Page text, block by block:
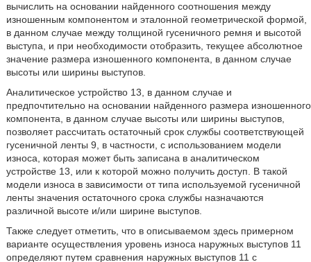
вычислить на основании найденного соотношения между
изношенным компонентом и эталонной геометрической формой,
в данном случае между толщиной гусеничного ремня и высотой
выступа, и при необходимости отобразить, текущее абсолютное
значение размера изношенного компонента, в данном случае
высоты или ширины выступов.
Аналитическое устройство 13, в данном случае и
предпочтительно на основании найденного размера изношенного
компонента, в данном случае высоты или ширины выступов,
позволяет рассчитать остаточный срок службы соответствующей
гусеничной ленты 9, в частности, с использованием модели
износа, которая может быть записана в аналитическом
устройстве 13, или к которой можно получить доступ. В такой
модели износа в зависимости от типа используемой гусеничной
ленты значения остаточного срока службы назначаются
различной высоте и/или ширине выступов.
Также следует отметить, что в описываемом здесь примерном
варианте осуществления уровень износа наружных выступов 11
определяют путем сравнения наружных выступов 11 с